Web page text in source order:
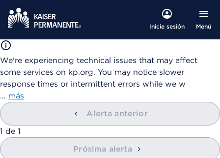
Inicie sesión Menú
We're experiencing technical issues that may affect
some services on kp.org. You may notice slower
response times or intermittent errors while we w
… más
Alerta anterior
mostrando
1 de 1
Próxima alerta